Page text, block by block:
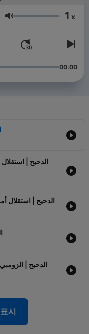
음량 1 x
00:00
الدحيح | استقلال
الدحيح | استقلال
الدحيح |
시